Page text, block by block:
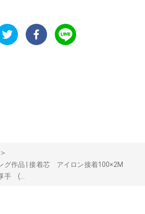
＞
グ作品 | 接着芯 アイロン接着100×2M
手 (...